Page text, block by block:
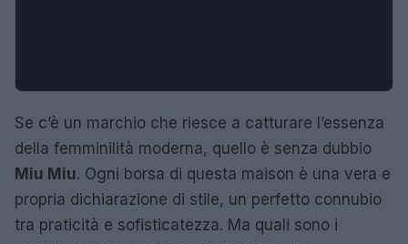
Se c’è un marchio che riesce a catturare l’essenza
della femminilità moderna, quello è senza dubbio
Miu Miu. Ogni borsa di questa maison è una vera e
propria dichiarazione di stile, un perfetto connubio
tra praticità e sofisticatezza. Ma quali sono i